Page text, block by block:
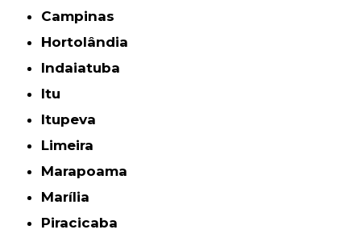
Campinas
Hortolândia
Indaiatuba
Itu
Itupeva
Limeira
Marapoama
Marília
Piracicaba